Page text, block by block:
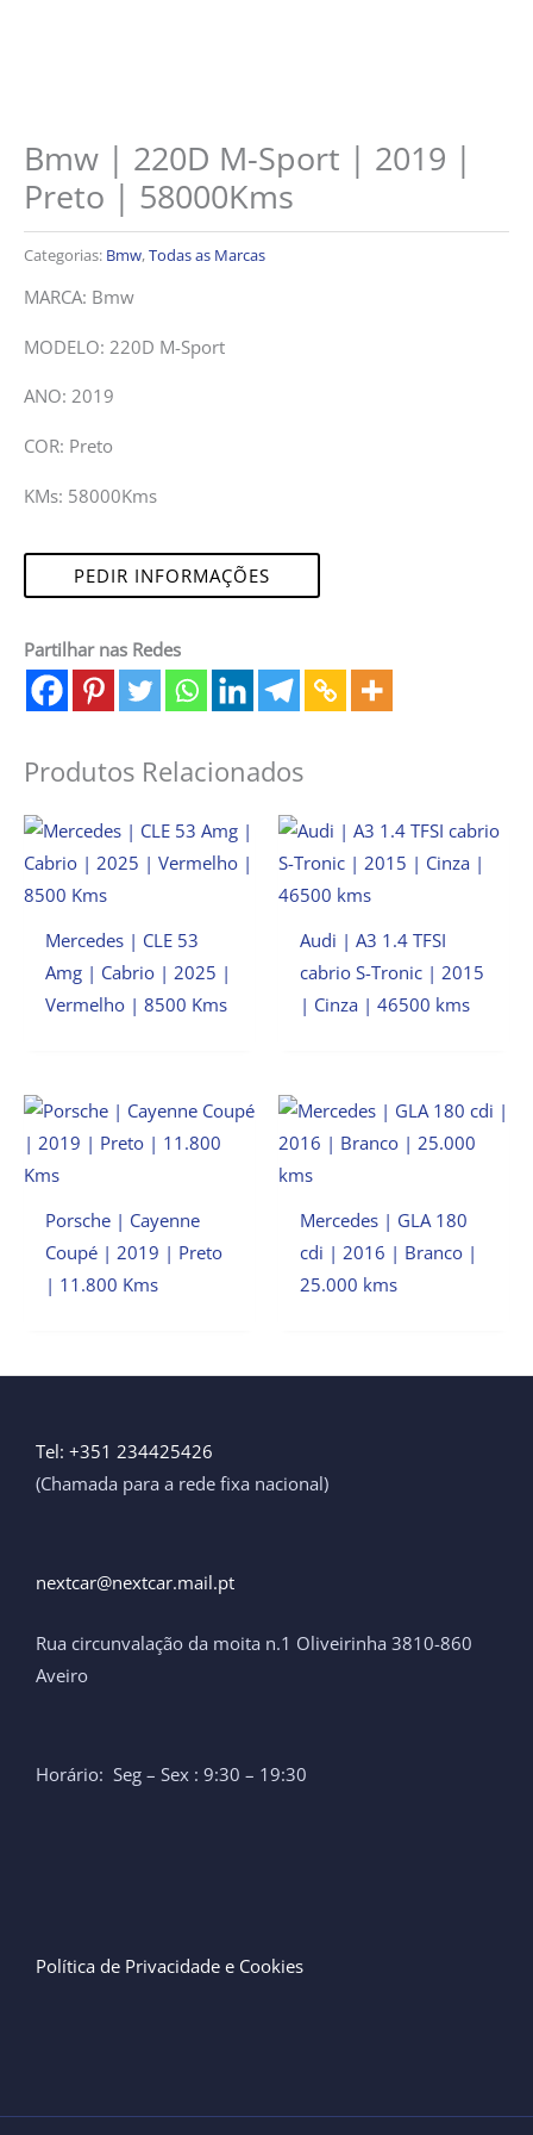
Bmw | 220D M-Sport | 2019 |
Preto | 58000Kms
Categorias: Bmw,Todas as Marcas
MARCA: Bmw
MODELO: 220D M-Sport
ANO: 2019
COR: Preto
KMs: 58000Kms
PEDIR INFORMAÇÕES
Partilhar nas Redes
Produtos Relacionados
Mercedes | CLE 53
Amg | Cabrio | 2025 |
Vermelho | 8500 Kms
Audi | A3 1.4 TFSI
cabrio S-Tronic | 2015
| Cinza | 46500 kms
Porsche | Cayenne
Coupé | 2019 | Preto
| 11.800 Kms
Mercedes | GLA 180
cdi | 2016 | Branco |
25.000 kms
Tel: +351 234425426
(Chamada para a rede fixa nacional)
nextcar@nextcar.mail.pt ​
Rua circunvalação da moita n.1 Oliveirinha 3810-860
Aveiro
Horário: Seg – Sex : 9:30 – 19:30
Política de Privacidade e Cookies